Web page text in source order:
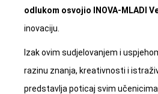
odlukom osvojio INOVA-MLADI
inovaciju.
Izak ovim sudjelovanjem i
razinu znanja, kreativnosti i
predstavlja poticaj svim